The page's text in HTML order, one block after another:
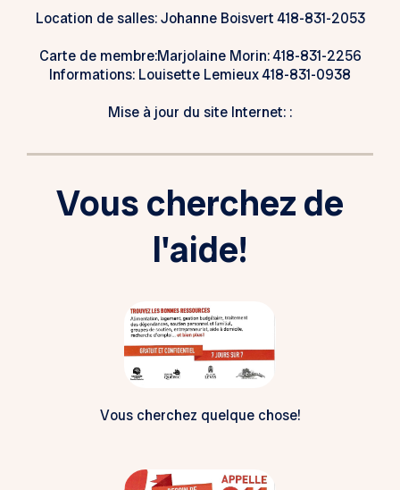
Location de salles: Johanne Boisvert 418-831-2053
Carte de membre:Marjolaine Morin: 418-831-2256
Informations: Louisette Lemieux 418-831-0938
Mise à jour du site Internet: :
Vous cherchez de
l'aide!
Vous cherchez quelque chose!